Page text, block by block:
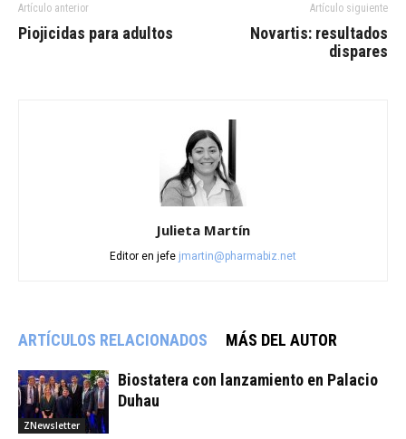
Artículo anterior
Piojicidas para adultos
Artículo siguiente
Novartis: resultados
dispares
Julieta Martín
Editor en jefe jmartin@pharmabiz.net
ARTÍCULOS RELACIONADOS MÁS DEL AUTOR
ZNewsletter
Biostatera con lanzamiento en Palacio
Duhau